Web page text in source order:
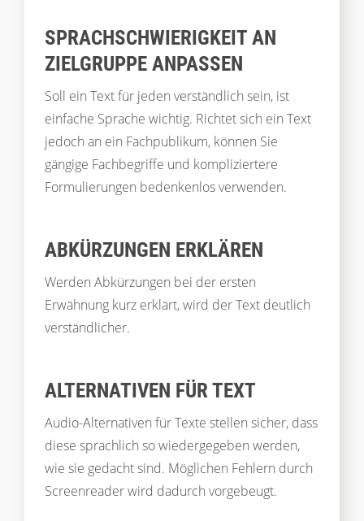
SPRACHSCHWIERIGKEIT AN
ZIELGRUPPE ANPASSEN
Soll ein Text für jeden verständlich sein, ist
einfache Sprache wichtig. Richtet sich ein Text
jedoch an ein Fachpublikum, können Sie
gängige Fachbegriffe und kompliziertere
Formulierungen bedenkenlos verwenden.
ABKÜRZUNGEN ERKLÄREN
Werden Abkürzungen bei der ersten
Erwähnung kurz erklärt, wird der Text deutlich
verständlicher.
ALTERNATIVEN FÜR TEXT
Audio-Alternativen für Texte stellen sicher, dass
diese sprachlich so wiedergegeben werden,
wie sie gedacht sind. Möglichen Fehlern durch
Screenreader wird dadurch vorgebeugt.